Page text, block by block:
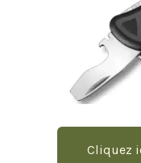
Cliquez